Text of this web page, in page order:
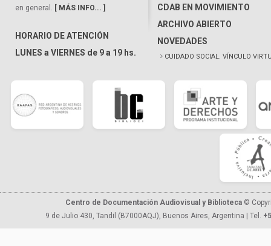
en general. [ MÁS INFO... ]
HORARIO DE ATENCIÓN
LUNES a VIERNES de 9 a 19 hs.
CDAB EN MOVIMIENTO
ARCHIVO ABIERTO
NOVEDADES
CUIDADO SOCIAL. VÍNCULO
Centro de Documentación Audiovisual y Biblioteca ©
9 de Julio 430, Tandil (B7000AQJ), Buenos Aires, Argentina | Tel.